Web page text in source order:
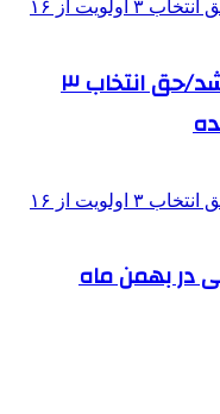
ثبت‌نام خودرویی وارداتی‌ها آغاز شد/حق انتخاب ۳
در بهمن ماه